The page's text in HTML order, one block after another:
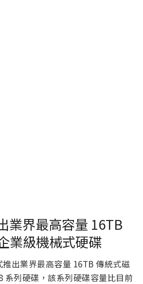
業界最高容量 16TB
業級機械式硬碟
出業界最高容量 16TB 傳統式磁
系列硬碟，該系列硬碟容量比目前